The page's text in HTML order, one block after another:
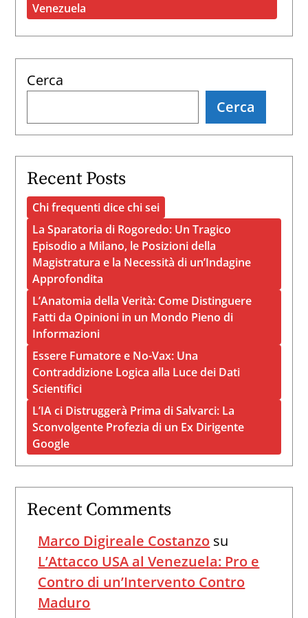
Venezuela
Cerca
Cerca
Recent Posts
Chi frequenti dice chi sei
La Sparatoria di Rogoredo: Un Tragico
Episodio a Milano, le Posizioni della
Magistratura e la Necessità di un’Indagine
Approfondita
L’Anatomia della Verità: Come Distinguere
Fatti da Opinioni in un Mondo Pieno di
Informazioni
Essere Fumatore e No-Vax: Una
Contraddizione Logica alla Luce dei Dati
Scientifici
L’IA ci Distruggerà Prima di Salvarci: La
Sconvolgente Profezia di un Ex Dirigente
Google
Recent Comments
Marco Digireale Costanzo su
L’Attacco USA al Venezuela: Pro e
Contro di un’Intervento Contro
Maduro